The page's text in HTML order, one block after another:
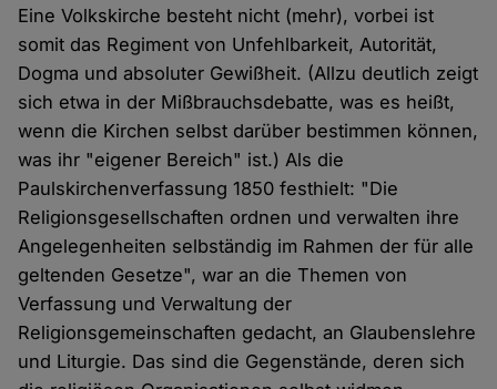
Eine Volkskirche besteht nicht (mehr), vorbei ist
somit das Regiment von Unfehlbarkeit, Autorität,
Dogma und absoluter Gewißheit. (Allzu deutlich zeigt
sich etwa in der Mißbrauchsdebatte, was es heißt,
wenn die Kirchen selbst darüber bestimmen können,
was ihr "eigener Bereich" ist.) Als die
Paulskirchenverfassung 1850 festhielt: "Die
Religionsgesellschaften ordnen und verwalten ihre
Angelegenheiten selbständig im Rahmen der für alle
geltenden Gesetze", war an die Themen von
Verfassung und Verwaltung der
Religionsgemeinschaften gedacht, an Glaubenslehre
und Liturgie. Das sind die Gegenstände, deren sich